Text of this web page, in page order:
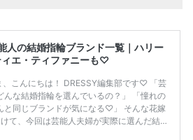
人の結婚指輪ブランド一覧｜ハリー
エ・ティファニーも♡
、こんにちは！ DRESSY編集部です♡ 「芸
んな結婚指輪を選んでいるの？」 「憧れの
と同じブランドが気になる♡」 そんな花嫁
て、今回は芸能人夫婦が実際に選んだ結婚